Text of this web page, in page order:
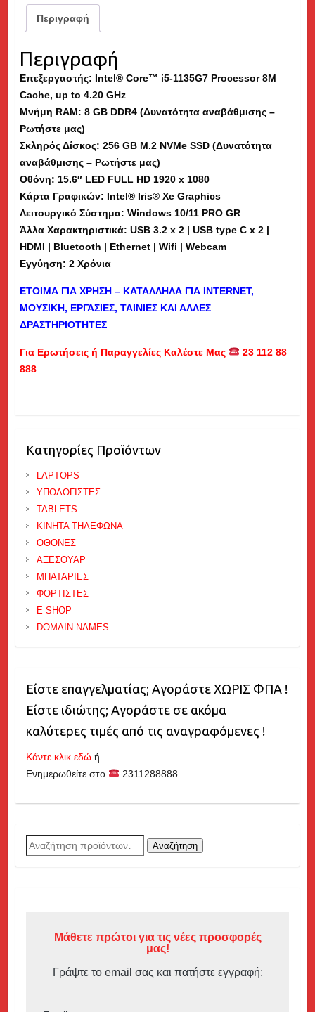
256GB
M.2
SSD,
15.6"
-
Εκθεσιακό
(dm)
ποσότητα
Περιγραφή
Περιγραφή
Επεξεργαστής: Intel® Core™ i5-1135G7 Processor 8M
Cache, up to 4.20 GHz
Μνήμη RAM: 8 GB DDR4 (Δυνατότητα αναβάθμισης –
Ρωτήστε μας)
Σκληρός Δίσκος: 256 GB M.2 NVMe SSD (Δυνατότητα
αναβάθμισης – Ρωτήστε μας)
Οθόνη: 15.6″ LED FULL HD 1920 x 1080
Κάρτα Γραφικών: Intel® Iris® Xe Graphics
Λειτουργικό Σύστημα: Windows 10/11 PRO GR
Άλλα Χαρακτηριστικά: USB 3.2 x 2 | USB type C x 2 |
HDMI | Bluetooth | Ethernet | Wifi | Webcam
Εγγύηση: 2 Χρόνια
ΕΤΟΙΜΑ ΓΙΑ ΧΡΗΣΗ – ΚΑΤΑΛΛΗΛΑ ΓΙΑ INTERNET,
ΜΟΥΣΙΚΗ, ΕΡΓΑΣΙΕΣ, ΤΑΙΝΙΕΣ ΚΑΙ ΑΛΛΕΣ
ΔΡΑΣΤΗΡΙΟΤΗΤΕΣ
Για Ερωτήσεις ή Παραγγελίες Καλέστε Μας
23 112 88
888
Κατηγορίες Προϊόντων
LAPTOPS
ΥΠΟΛΟΓΙΣΤΕΣ
TABLETS
ΚΙΝΗΤΑ ΤΗΛΕΦΩΝΑ
ΟΘΟΝΕΣ
ΑΞΕΣΟΥΑΡ
ΜΠΑΤΑΡΙΕΣ
ΦΟΡΤΙΣΤΕΣ
E-SHOP
DOMAIN NAMES
Είστε επαγγελματίας; Αγοράστε ΧΩΡΙΣ ΦΠΑ !
Είστε ιδιώτης; Αγοράστε σε ακόμα
καλύτερες τιμές από τις αναγραφόμενες !
Κάντε κλικ εδώή
Ενημερωθείτε στο
2311288888
Αναζήτηση
για:
Αναζήτηση
Μάθετε πρώτοι για τις νέες προσφορές
μας!
Γράψτε το email σας και πατήστε εγγραφή: